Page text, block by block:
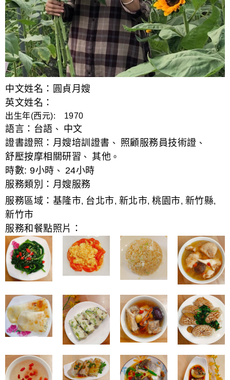
中文姓名：圓貞月嫂
英文姓名：
出生年(西元): 1970
語言： 台語 、
中文
證書證照： 月嫂培訓證書 、 照顧服務員技術證 、
舒壓按摩相關研習 、 其他 。
時數: 9小時 、
24小時
服務類別： 月嫂服務
服務區域： 基隆市, 台北市, 新北市, 桃園市, 新竹縣,
新竹市
服務和餐點照片：